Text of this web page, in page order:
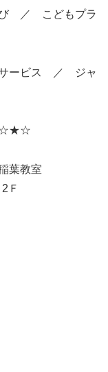
／ こどもプラ
ービス ／ ジャ
葉教室
Ｆ